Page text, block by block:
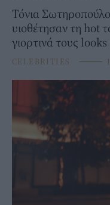
Τόνια
υιοθέτησαν τη hot
γιορτινά τους looks
CELEBRITIES ⸻